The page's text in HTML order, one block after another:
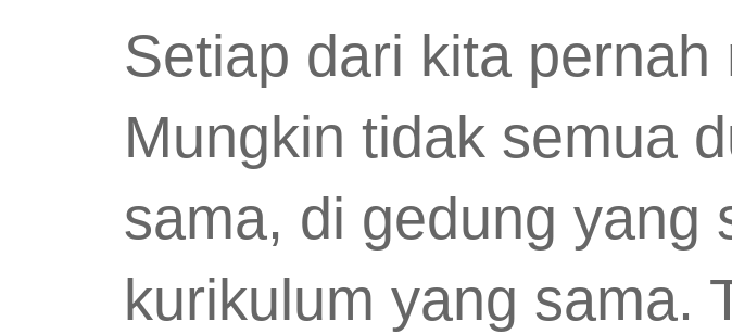
Setiap dari kita pernah
Mungkin tidak semua
sama, di gedung yang
kurikulum yang sama.